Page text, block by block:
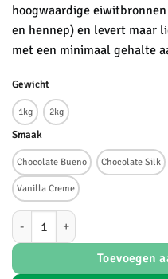
hoogwaardige
en hennep) en levert maar
met een minimaal gehalte
Gewicht
1kg 2kg
Smaak
Chocolate Bueno Chocolate Silk
Vanilla Creme
Vegan Protein 360 - BLACK
Toevoegen